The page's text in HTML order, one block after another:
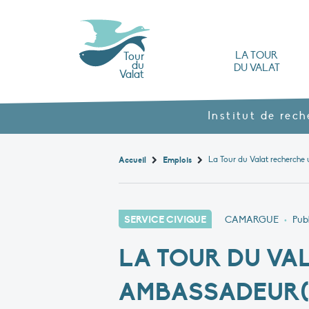
Tour
du
Valat
LA TOUR
DU VALAT
Institut de
Accueil Emplois
SERVICE CIVIQUE CAMARGUE •
LA TOUR DU